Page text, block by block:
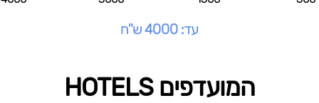
עד: 4000 ש"ח
המועדפים HOTELS